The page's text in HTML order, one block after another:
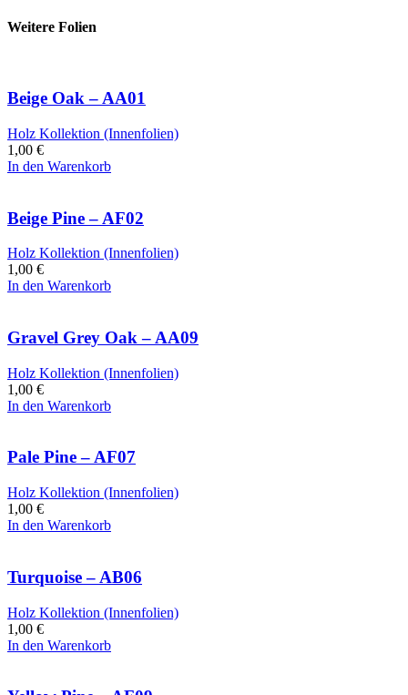
Weitere Folien
Beige Oak – AA01
Holz Kollektion (Innenfolien)
1,00 €
In den Warenkorb
Beige Pine – AF02
Holz Kollektion (Innenfolien)
1,00 €
In den Warenkorb
Gravel Grey Oak – AA09
Holz Kollektion (Innenfolien)
1,00 €
In den Warenkorb
Pale Pine – AF07
Holz Kollektion (Innenfolien)
1,00 €
In den Warenkorb
Turquoise – AB06
Holz Kollektion (Innenfolien)
1,00 €
In den Warenkorb